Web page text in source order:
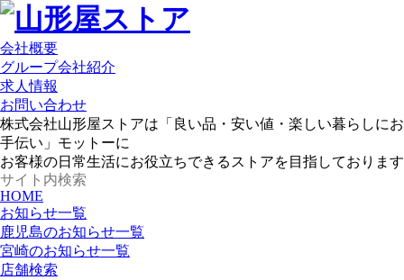
会社概要
グループ会社紹介
求人情報
お問い合わせ
株式会社山形屋ストアは「良い品・安い値・楽しい暮らしにお
手伝い」モットーに
お客様の日常生活にお役立ちできるストアを目指しております
HOME
お知らせ一覧
鹿児島のお知らせ一覧
宮崎のお知らせ一覧
店舗検索